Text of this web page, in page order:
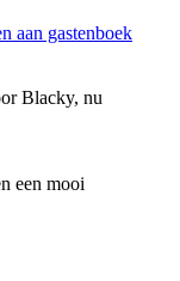
aan gastenboek
Blacky, nu
een mooi